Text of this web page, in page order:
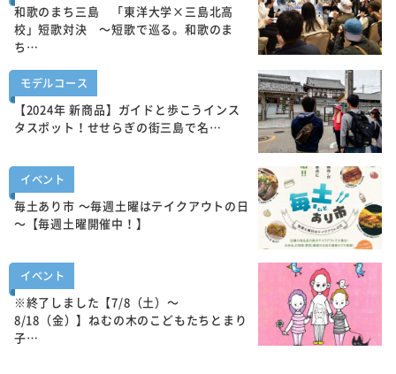
和歌のまち三島 「東洋大学×三島北高
校」短歌対決 ～短歌で巡る。和歌のま
ち…
モデルコース
【2024年 新商品】ガイドと歩こうインス
タスポット！せせらぎの街三島で名…
イベント
毎土あり市 ～毎週土曜はテイクアウトの日
～【毎週土曜開催中！】
イベント
※終了しました【7/8（土）～
8/18（金）】ねむの木のこどもたちとまり
子…